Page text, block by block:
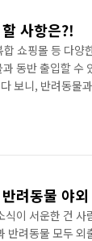
사항은?!
쇼핑몰 등 다양
동반 출입할 수
보니, 반려동물
믿어야 할지 헷갈
와 친해지기! 계
이 서운한 건
려동물 모두 외